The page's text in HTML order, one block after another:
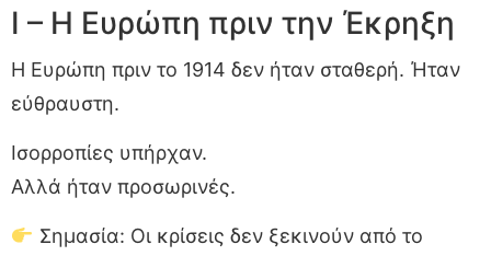
I – Η Ευρώπη πριν την Έκρηξη
Η Ευρώπη πριν το 1914 δεν ήταν σταθερή. Ήταν
εύθραυστη.
Ισορροπίες υπήρχαν.
Αλλά ήταν προσωρινές.
Σημασία: Οι κρίσεις δεν ξεκινούν από το